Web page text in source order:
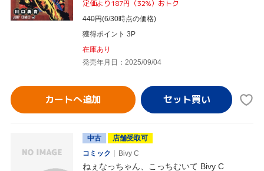
定価より187円（32%）おトク
440円(6/30時点の価格)
獲得ポイント 3P
在庫あり
発売年月日：2025/09/04
カートへ追加
中古
店舗受取可
コミック
Bivy C
ねぇなっちゃん、こっちむいて Bivy C